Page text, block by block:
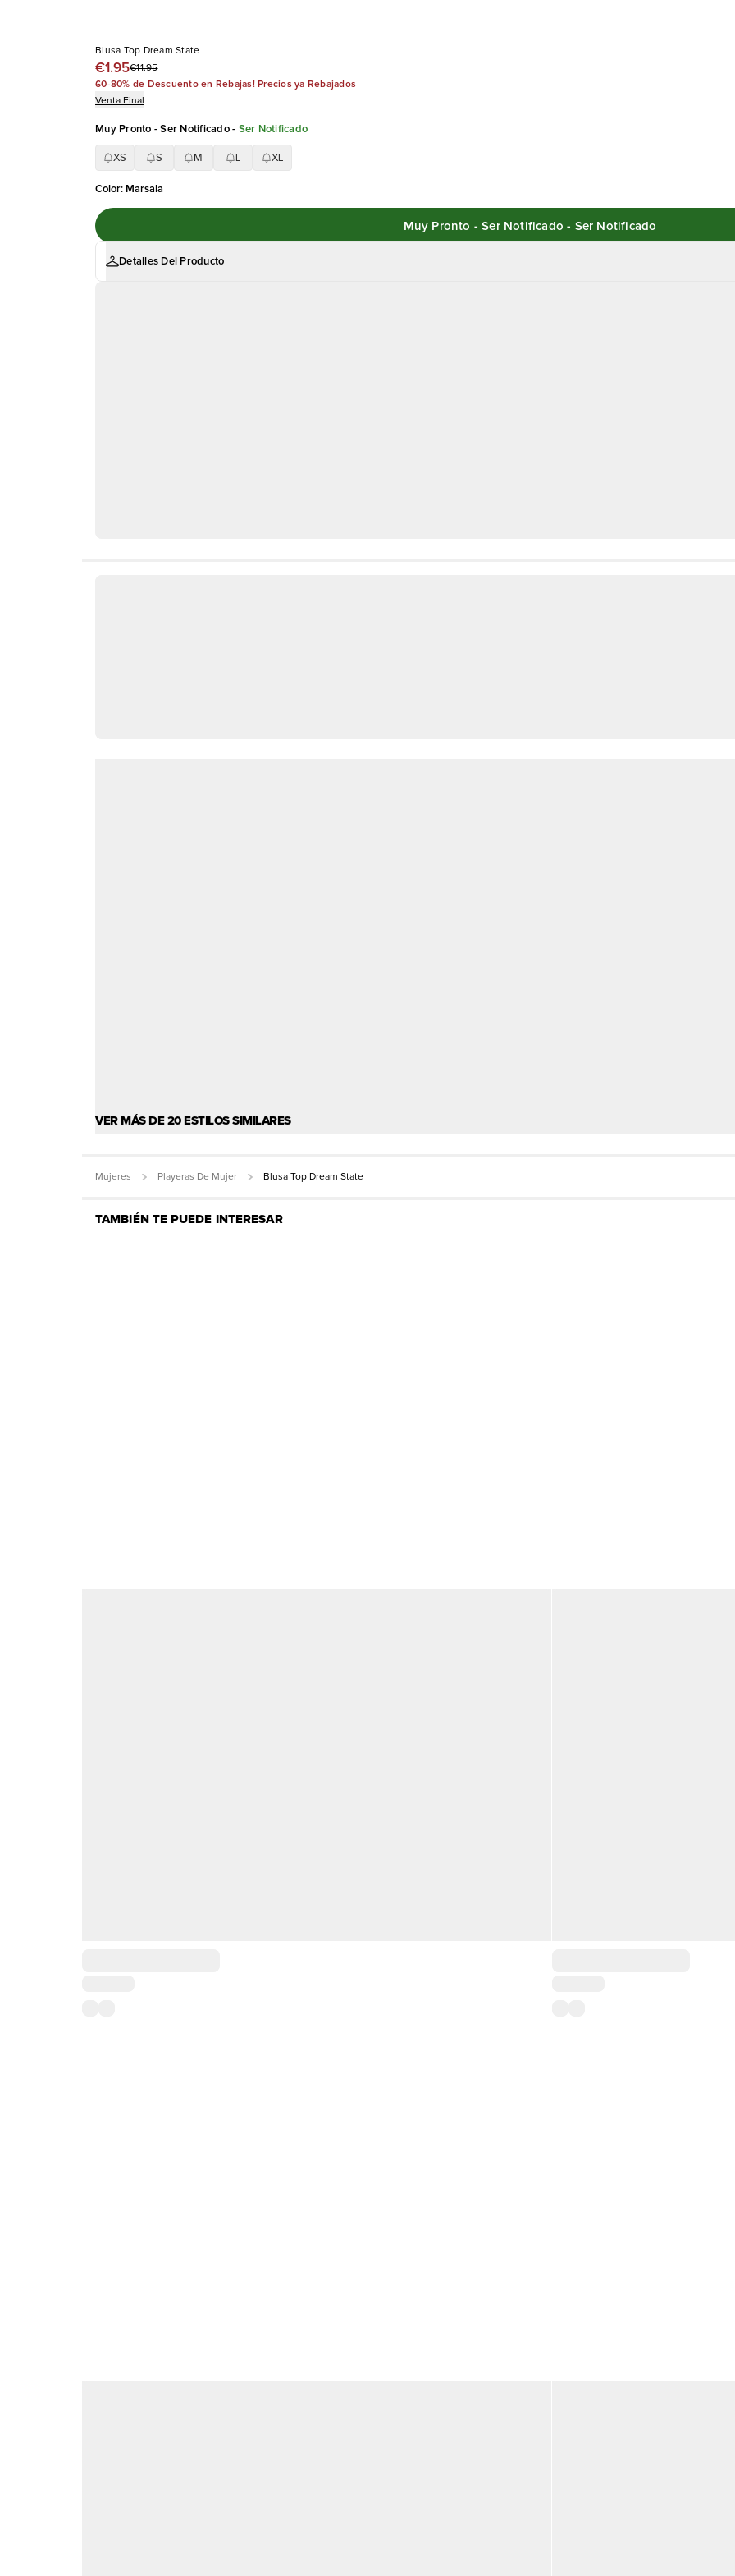
Blusa Top Dream State
€1.95€11.95
60-80% de Descuento en Rebajas! Precios ya Rebajados
Venta Final
Muy Pronto - Ser Notificado- Ser Notificado
XS S M XL
Color: Marsala
Muy Pronto - Ser Notificado - Ser Notificado
Detalles Del Producto
VER MÁS DE 20 ESTILOS SIMILARES
Mujeres Playeras De Mujer Blusa Top Dream State
TAMBIÉN TE PUEDE INTERESAR